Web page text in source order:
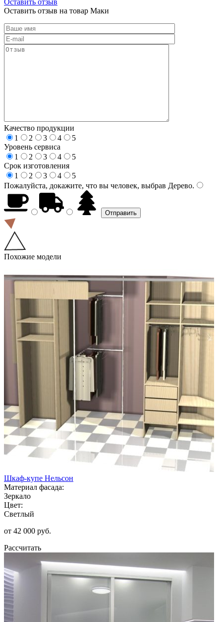
Оставить отзыв на товар Маки
Качество продукции
1
2 3 4
5
Уровень сервиса
1
2 3 4
5
Срок изготовления
1
2 3 4
5
Пожалуйста, докажите, что вы человек, выбрав Дерево.
Похожие модели
Шкаф-купе Нельсон
Материал фасада:
Зеркало
Цвет:
Светлый
от 42 000 руб.
Рассчитать